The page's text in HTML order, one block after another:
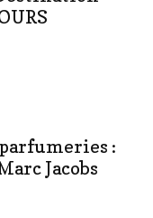
parfumeries :
Jacobs